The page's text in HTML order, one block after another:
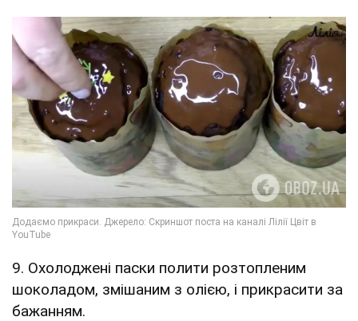
9. Охолоджені паски полити розтопленим
шоколадом, змішаним з олією, і прикрасити за
бажанням.